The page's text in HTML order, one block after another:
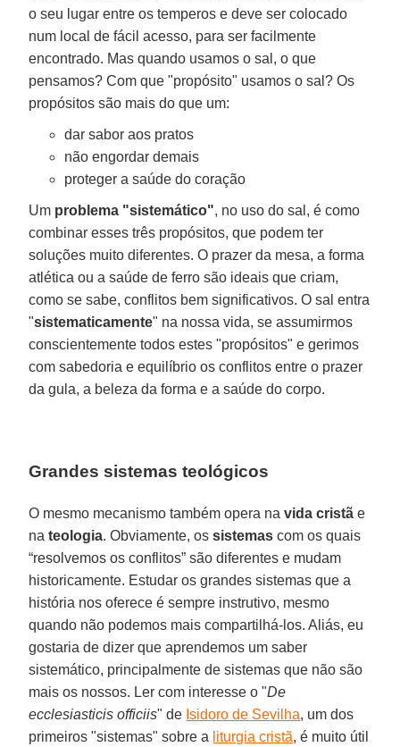
o seu lugar entre os temperos e deve ser colocado
num local de fácil acesso, para ser facilmente
encontrado. Mas quando usamos o sal, o que
pensamos? Com que "propósito" usamos o sal? Os
propósitos são mais do que um:
dar sabor aos pratos
não engordar demais
proteger a saúde do coração
Um problema "sistemático", no uso do sal, é como
combinar esses três propósitos, que podem ter
soluções muito diferentes. O prazer da mesa, a forma
atlética ou a saúde de ferro são ideais que criam,
como se sabe, conflitos bem significativos. O sal entra
"sistematicamente" na nossa vida, se assumirmos
conscientemente todos estes "propósitos" e gerimos
com sabedoria e equilíbrio os conflitos entre o prazer
da gula, a beleza da forma e a saúde do corpo.
Grandes sistemas teológicos
O mesmo mecanismo também opera navida cristã e
nateologia. Obviamente, ossistemas com os quais
“resolvemos os conflitos” são diferentes e mudam
historicamente. Estudar os grandes sistemas que a
história nos oferece é sempre instrutivo, mesmo
quando não podemos mais compartilhá-los. Aliás, eu
gostaria de dizer que aprendemos um saber
sistemático, principalmente de sistemas que não são
mais os nossos. Ler com interesse o "De
ecclesiasticis officiis" de Isidoro de Sevilha, um dos
primeiros "sistemas" sobre a liturgia cristã, é muito útil